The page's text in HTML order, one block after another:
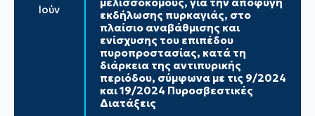
Ιούν
μελισσοκόμους, για την αποφυγή
εκδήλωσης πυρκαγιάς, στο
πλαίσιο αναβάθμισης και
ενίσχυσης του επιπέδου
πυροπροστασίας, κατά τη
διάρκεια της αντιπυρικής
περιόδου, σύμφωνα με τις 9/2024
και 19/2024 Πυροσβεστικές
Διατάξεις